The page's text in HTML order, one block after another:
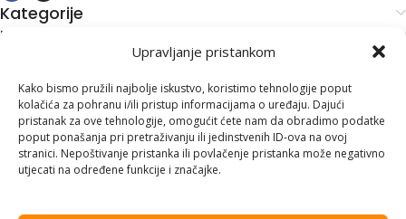
Upravljanje pristankom
Kako bismo pružili najbolje iskustvo, koristimo tehnologije poput
kolačića za pohranu i/ili pristup informacijama o uređaju. Dajući
pristanak za ove tehnologije, omogućit ćete nam da obradimo podatke
poput ponašanja pri pretraživanju ili jedinstvenih ID-ova na ovoj
stranici. Nepoštivanje pristanka ili povlačenje pristanka može negativno
utjecati na određene funkcije i značajke.
Kategorije
Kupovina i podrška
Kontakt informacije
Branilaca Bosne, 75 300 Lukavac
+387 35 555 999
info@pconer.ba